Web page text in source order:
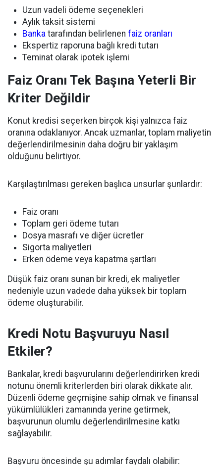
Uzun vadeli ödeme seçenekleri
Aylık taksit sistemi
Banka tarafından belirlenen faiz oranları
Ekspertiz raporuna bağlı kredi tutarı
Teminat olarak ipotek işlemi
Faiz Oranı Tek Başına Yeterli Bir
Kriter Değildir
Konut kredisi seçerken birçok kişi yalnızca faiz
oranına odaklanıyor. Ancak uzmanlar, toplam maliyetin
değerlendirilmesinin daha doğru bir yaklaşım
olduğunu belirtiyor.
Karşılaştırılması gereken başlıca unsurlar şunlardır:
Faiz oranı
Toplam geri ödeme tutarı
Dosya masrafı ve diğer ücretler
Sigorta maliyetleri
Erken ödeme veya kapatma şartları
Düşük faiz oranı sunan bir kredi, ek maliyetler
nedeniyle uzun vadede daha yüksek bir toplam
ödeme oluşturabilir.
Kredi Notu Başvuruyu Nasıl
Etkiler?
Bankalar, kredi başvurularını değerlendirirken kredi
notunu önemli kriterlerden biri olarak dikkate alır.
Düzenli ödeme geçmişine sahip olmak ve finansal
yükümlülükleri zamanında yerine getirmek,
başvurunun olumlu değerlendirilmesine katkı
sağlayabilir.
Başvuru öncesinde şu adımlar faydalı olabilir: